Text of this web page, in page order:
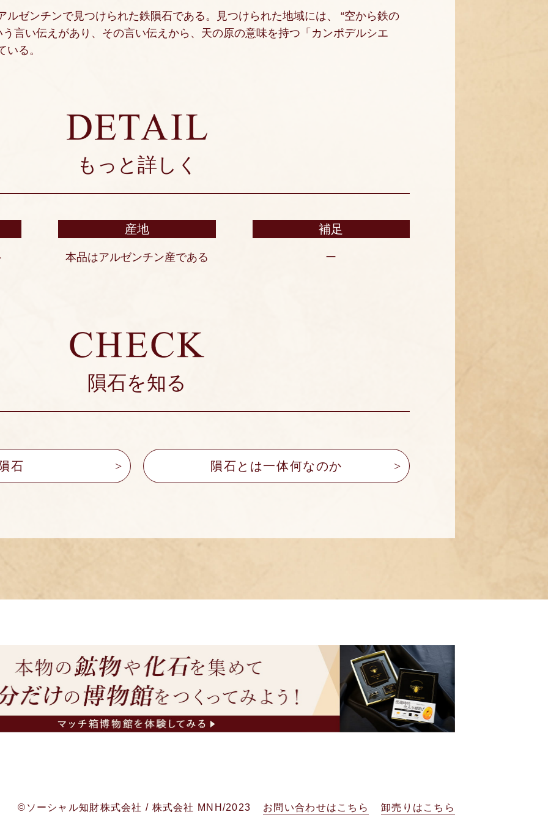
ルゼンチンで見つけられた鉄隕石である。見つけられた地域には、 “空から鉄の
言い伝えがあり、その言い伝えから、天の原の意味を持つ「カンポデルシエ
る。
もっと詳しく
産地
本品はアルゼンチン産である
補足
ー
隕石を知る
石 隕石とは一体何なのか
©ソーシャル知財株式会社 / 株式会社 MNH/2023 お問い合わせはこちら 卸売りはこちら